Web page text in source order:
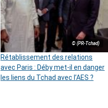
© (PR-Tchad)
Rétablissement des relations
avec Paris : Déby met-il en danger
les liens du Tchad avec l’AES ?